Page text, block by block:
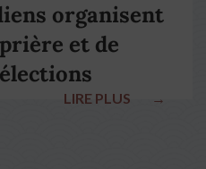
organisent
et de
LIRE PLUS →